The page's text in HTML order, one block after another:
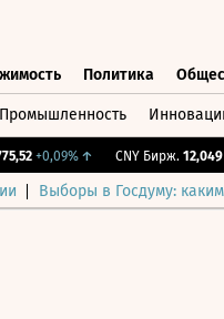
Политика
Промышленность
+0,09%↑ CNY Бирж. 12,049
Выборы в Госдуму: